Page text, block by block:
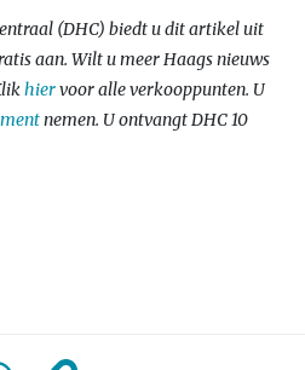
(DHC) biedt u dit artikel uit
aan. Wilt u meer Haags nieuws
hiervoor alle verkooppunten. U
nemen. U ontvangt DHC 10